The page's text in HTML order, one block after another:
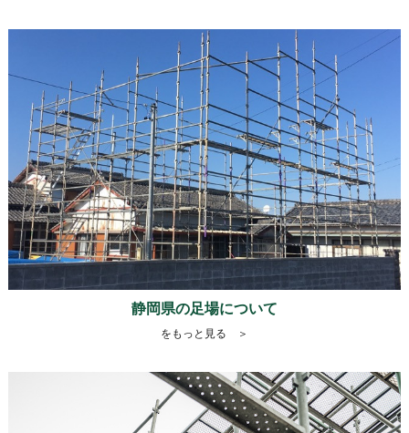
静岡県の足場について
をもっと見る ＞